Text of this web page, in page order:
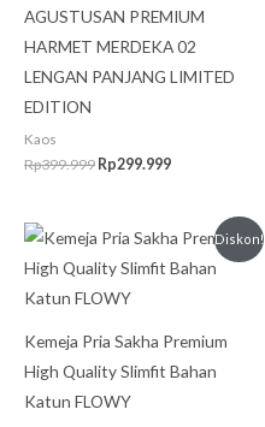
AGUSTUSAN PREMIUM
HARMET MERDEKA 02
LENGAN PANJANG LIMITED
EDITION
Kaos
Rp399.999 Rp299.999
Diskon!
Kemeja Pria Sakha Premium
High Quality Slimfit Bahan
Katun FLOWY
Harga
aslinya
adalah:
Rp499.999.
Harga
saat
ini